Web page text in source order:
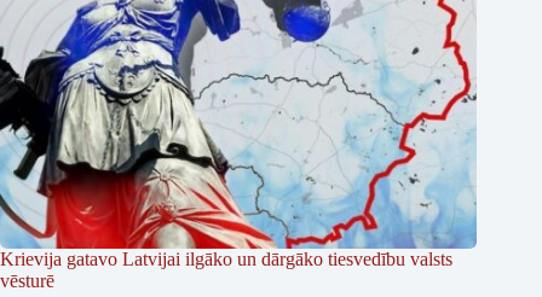
Krievija gatavo Latvijai ilgāko un dārgāko tiesvedību valsts
vēsturē